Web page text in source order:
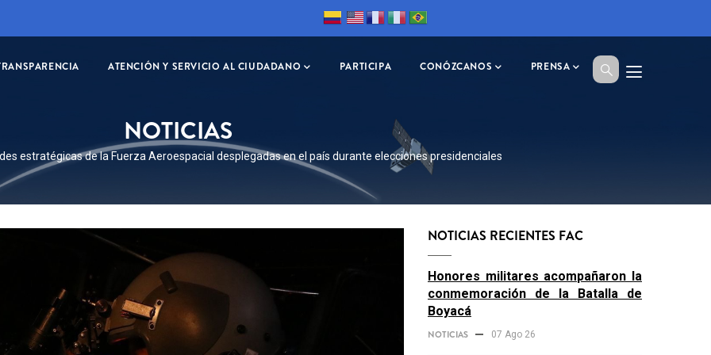
ATENCIÓN Y SERVICIO AL CIUDADANO PARTICIPA CONÓZCANOS PRENSA
NOTICIAS
estratégicas de la Fuerza Aeroespacial desplegadas en el país durante elecciones presidenciales
NOTICIAS RECIENTES FAC
Honores militares acompañaron la
conmemoración de la Batalla de
Boyacá
NOTICIAS 07 Ago 26